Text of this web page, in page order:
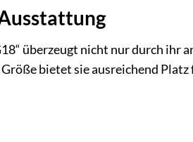
überzeugt nicht nur durch ihr
bietet sie ausreichend